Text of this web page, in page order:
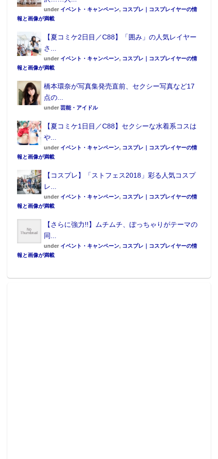
under イベント・キャンペーン, コスプレ｜コスプレイヤーの情
報と画像が満載
【夏コミケ2日目／C88】「囲み」の人気レイヤー
さ...
under イベント・キャンペーン, コスプレ｜コスプレイヤーの情
報と画像が満載
橋本環奈が写真集発売直前、セクシー写真など17
点の...
under 芸能・アイドル
【夏コミケ1日目／C88】セクシーな水着系コスは
や...
under イベント・キャンペーン, コスプレ｜コスプレイヤーの情
報と画像が満載
【コスプレ】「ストフェス2018」彩る人気コスプ
レ...
under イベント・キャンペーン, コスプレ｜コスプレイヤーの情
報と画像が満載
【さらに強力!!】ムチムチ、ぽっちゃりがテーマの
同...
under イベント・キャンペーン, コスプレ｜コスプレイヤーの情
報と画像が満載